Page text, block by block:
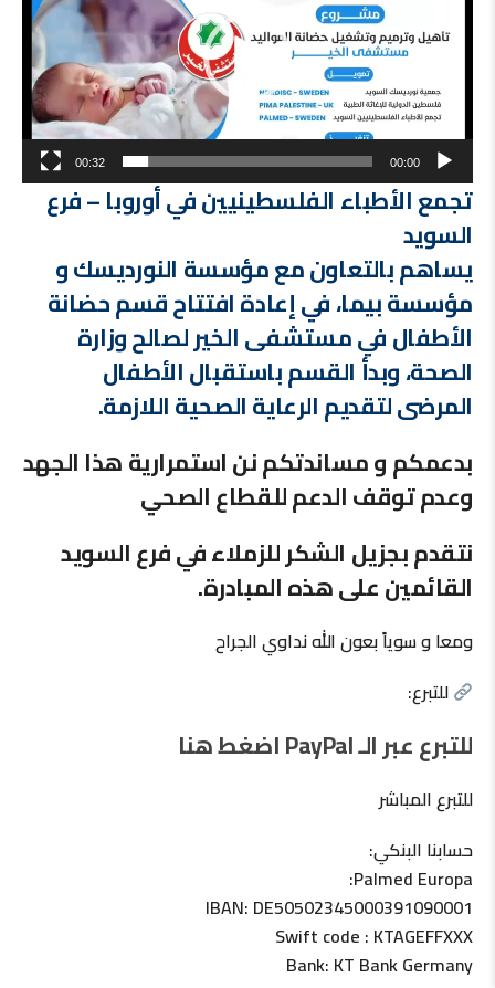
00:00
00:32
تجمع الأطباء الفلسطينيين في أوروبا – فرع
السويد
يساهم بالتعاون مع مؤسسة النورديسك و
مؤسسة بيما، في إعادة افتتاح قسم حضانة
الأطفال في مستشفى الخير لصالح وزارة
الصحة، وبدأ القسم باستقبال الأطفال
المرضى لتقديم الرعاية الصحية اللازمة.
بدعمكم و مساندتكم نن استمرارية هذا الجهد
وعدم توقف الدعم للقطاع الصحي
نتقدم بجزيل الشكر للزملاء في فرع السويد
القائمين على هذه المبادرة.
ومعا و سوياً بعون الله نداوي الجراح
للتبرع:
للتبرع عبر الـ PayPal اضغط هنا
للتبرع المباشر
حسابنا البنكي:
Palmed Europa:
IBAN: DE50502345000391090001
Swift code : KTAGEFFXXX
Bank: KT Bank Germany